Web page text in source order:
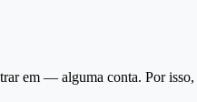
em — alguma conta. Por isso,